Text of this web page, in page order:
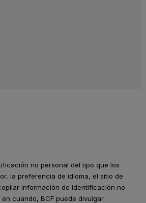
no personal del tipo que los
la preferencia de idioma, el sitio de
información de identificación no
cuando, BCF puede divulgar